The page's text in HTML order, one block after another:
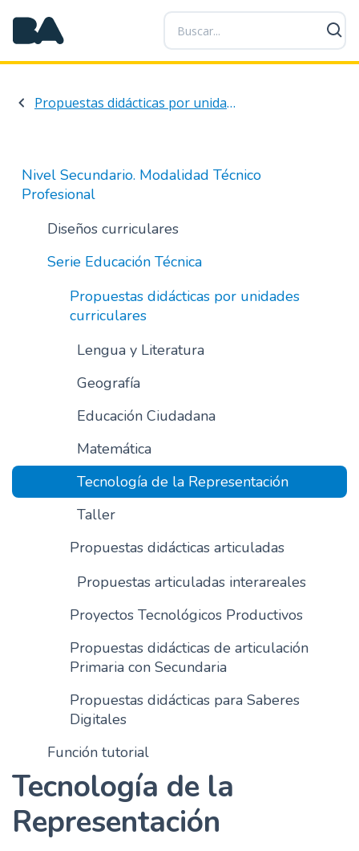
P
a
s
a
a
n
i
o
i
i
Propuestas didácticas por unidades curriculares
Nivel Secundario. Modalidad Técnico
Profesional
Diseños curriculares
Serie Educación Técnica
Propuestas didácticas por unidades
curriculares
Lengua y Literatura
Geografía
Educación Ciudadana
Matemática
Tecnología de la Representación
Taller
Propuestas didácticas articuladas
Propuestas articuladas interareales
Proyectos Tecnológicos Productivos
Propuestas didácticas de articulación
Primaria con Secundaria
Propuestas didácticas para Saberes
Digitales
Función tutorial
Tecnología de la
Representación